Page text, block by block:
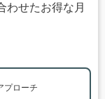
わせたお得な月
プローチ